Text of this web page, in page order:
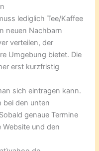
lediglich Tee/Kaffee
neuen Nachbarn
verteilen, der
Umgebung bietet. Die
erst kurzfristig
sich eintragen kann.
bei den unten
genaue Termine
und den